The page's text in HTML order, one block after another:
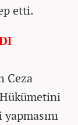
etti.
Ceza